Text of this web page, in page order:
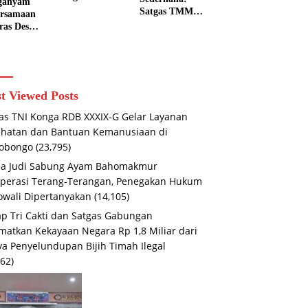
Desa:
129
Satgas TMMD
Viewed Posts
TNI Konga RDB XXXIX-G Gelar Layanan
dan Bantuan Kemanusiaan di
(23,795)
Judi Sabung Ayam Bahomakmur
Terang-Terangan, Penegakan Hukum
Dipertanyakan (14,105)
Tri Cakti dan Satgas Gabungan
Kekayaan Negara Rp 1,8 Miliar dari
Penyelundupan Bijih Timah Ilegal